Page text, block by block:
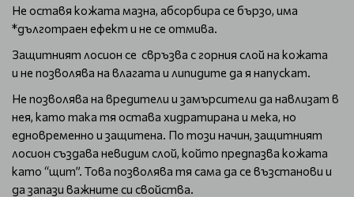
Не оставя кожата мазна, абсорбира се бързо, има
*дълготраен ефект и не се отмива.
Защитният лосион се свръзва с горния слой на кожата
и не позволява на влагата и липидите да я напускат.
Не позволява на вредители и замърсители да навлизат в
нея, като така тя остава хидратирана и мека, но
едновременно и защитена. По този начин, защитният
лосион създава невидим слой, който предпазва кожата
като “щит”. Това позволява тя сама да се възстанови и
да запази важните си свойства.